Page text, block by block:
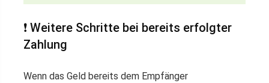
❗ Weitere Schritte bei bereits erfolgter
Zahlung
Wenn das Geld bereits dem Empfänger